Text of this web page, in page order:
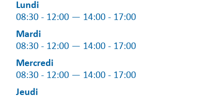
Lundi
08:30 - 12:00 — 14:00 - 17:00
Mardi
08:30 - 12:00 — 14:00 - 17:00
Mercredi
08:30 - 12:00 — 14:00 - 17:00
Jeudi